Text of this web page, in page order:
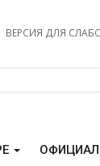
ВЕРСИЯ ДЛЯ